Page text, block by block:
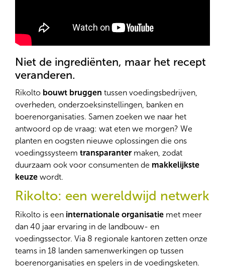
Niet de ingrediënten, maar het recept
veranderen.
Rikolto bouwt bruggen tussen voedingsbedrijven,
overheden, onderzoeksinstellingen, banken en
boerenorganisaties. Samen zoeken we naar het
antwoord op de vraag: wat eten we morgen? We
planten en oogsten nieuwe oplossingen die ons
voedingssysteem transparanter maken, zodat
duurzaam ook voor consumenten de makkelijkste
keuze wordt.
Rikolto: een wereldwijd netwerk
Rikolto is een internationale organisatie met meer
dan 40 jaar ervaring in de landbouw- en
voedingssector. Via 8 regionale kantoren zetten onze
teams in 18 landen samenwerkingen op tussen
boerenorganisaties en spelers in de voedingsketen.